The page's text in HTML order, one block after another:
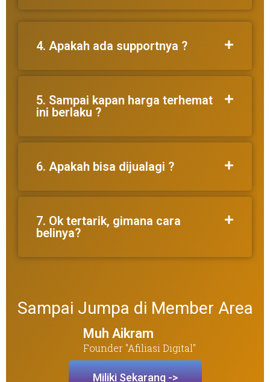
4. Apakah ada supportnya ?
5. Sampai kapan harga terhemat
ini berlaku ?
6. Apakah bisa dijualagi ?
7. Ok tertarik, gimana cara
belinya?
Sampai Jumpa di Member Area
Muh Aikram
Founder "Afiliasi Digital"
Miliki Sekarang ->